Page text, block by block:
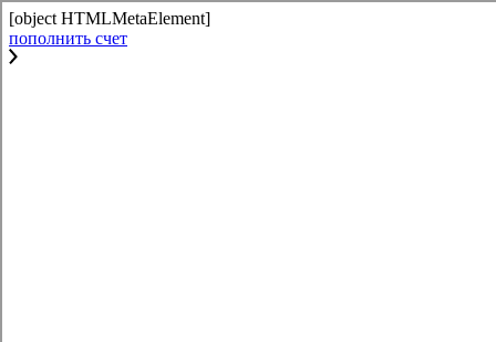
[object HTMLMetaElement]
пополнить счет